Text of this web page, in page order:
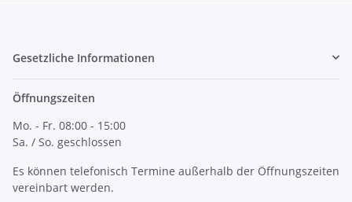
Gesetzliche Informationen
Öffnungszeiten
Mo. - Fr. 08:00 - 15:00
Sa. / So. geschlossen
Es können telefonisch Termine außerhalb der Öffnungszeiten
vereinbart werden.